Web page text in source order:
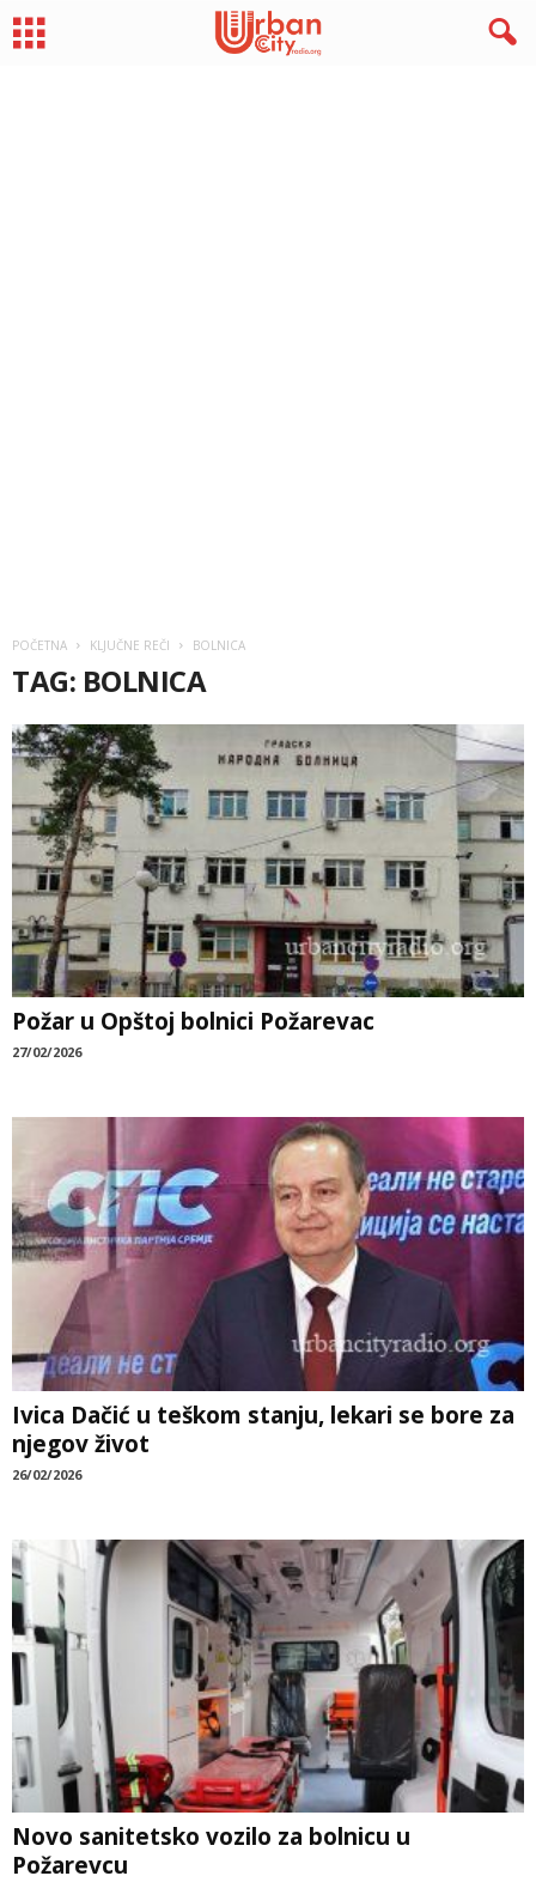
POČETNA KLJUČNE REČI BOLNICA
TAG: BOLNICA
Požar u Opštoj bolnici Požarevac
27/02/2026
Ivica Dačić u teškom stanju, lekari se bore za
njegov život
26/02/2026
Novo sanitetsko vozilo za bolnicu u
Požarevcu